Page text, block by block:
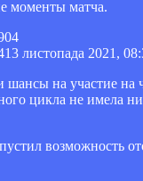
моменты матча.
13 листопада 2021,
на участие на
цикла не имела
возможность